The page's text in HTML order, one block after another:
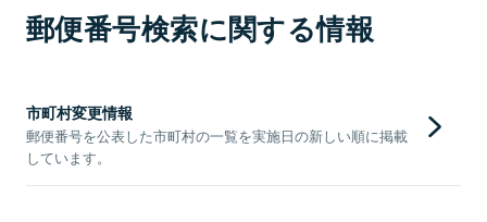
郵便番号検索に関する情報
市町村変更情報
郵便番号を公表した市町村の一覧を実施日の新しい順に掲載
しています。